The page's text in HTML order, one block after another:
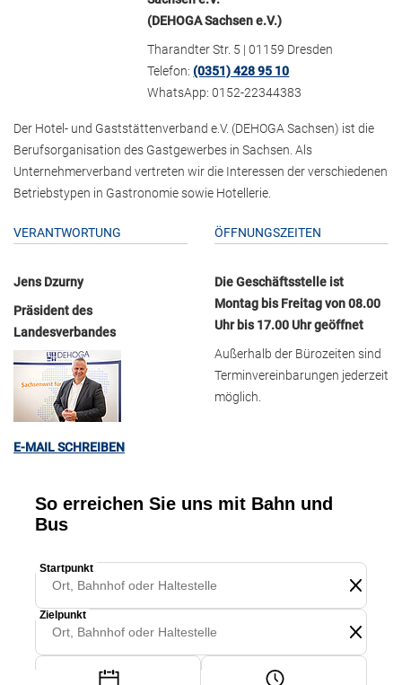
(DEHOGA Sachsen e.V.)
Tharandter Str. 5 | 01159 Dresden
Telefon:(0351) 428 95 10
WhatsApp: 0152-22344383
Der Hotel- und Gaststättenverband e.V. (DEHOGA Sachsen) ist die
Berufsorganisation des Gastgewerbes in Sachsen. Als
Unternehmerverband vertreten wir die Interessen der verschiedenen
Betriebstypen in Gastronomie sowie Hotellerie.
VERANTWORTUNG
Jens Dzurny
Präsident des
Landesverbandes
E-MAIL SCHREIBEN
ÖFFNUNGSZEITEN
Die Geschäftsstelle ist
Montag bis Freitag von 08.00
Uhr bis 17.00 Uhr geöffnet
Außerhalb der Bürozeiten sind
Terminvereinbarungen jederzeit
möglich.